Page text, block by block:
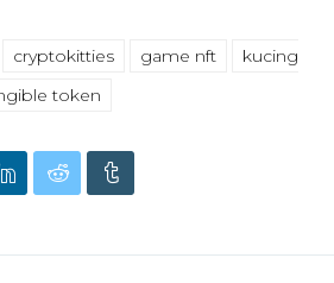
cryptokitties game nft
kucing
token